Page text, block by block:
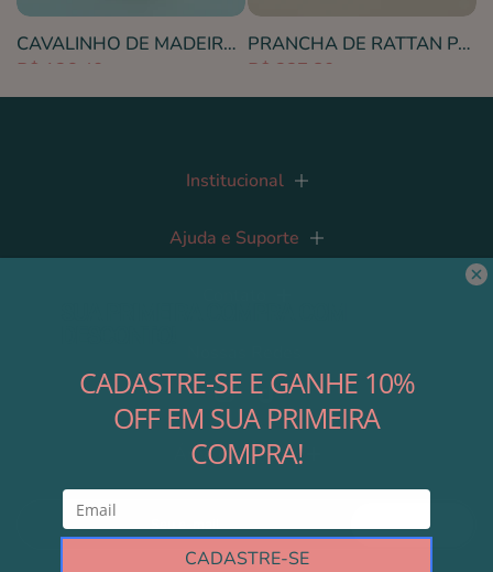
CAVALINHO DE MADEIRA BEGE P
R$ 136,40
PRANCHA DE RATTAN PARA DECORACAO DE PAREDE
R$ 327,80
Institucional
Ajuda e Suporte
Área do Lojista
Cadastre-se